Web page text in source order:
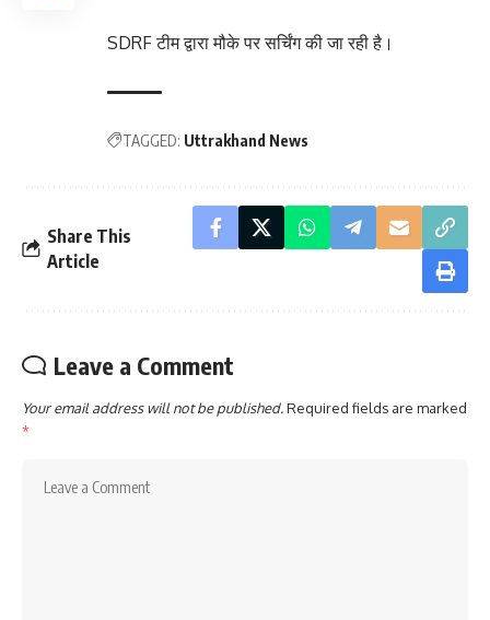
SDRF टीम द्वारा मौके पर सर्चिंग की जा रही है।
TAGGED: Uttrakhand News
Share This
Article
Leave a Comment
Your email address will not be published.Required fields are marked
*